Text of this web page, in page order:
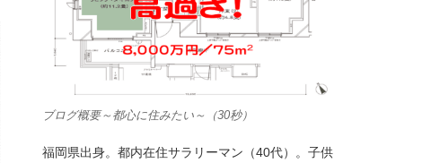
ブログ概要～都心に住みたい～（30秒）
福岡県出身。都内在住サラリーマン（40代）。子供